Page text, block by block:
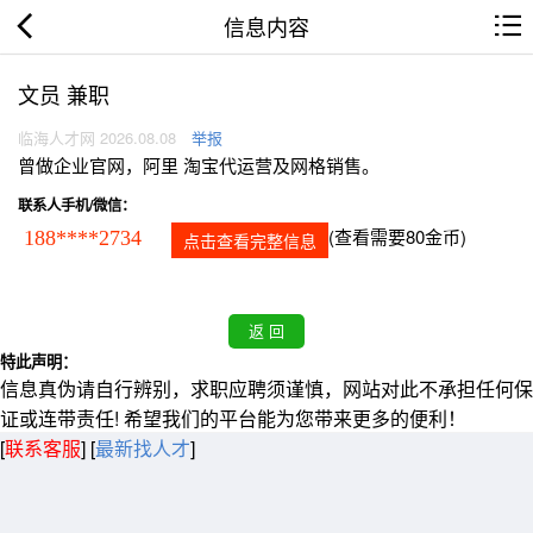
信息内容
文员 兼职
临海人才网 2026.08.08 举报
曾做企业官网，阿里 淘宝代运营及网格销售。
联系人手机/微信：
188****2734 点击查看完整信息 (查看需要80金币)
特此声明：
信息真伪请自行辨别，求职应聘须谨慎，网站对此不承担任何保
证或连带责任! 希望我们的平台能为您带来更多的便利！
[联系客服] [最新找人才]